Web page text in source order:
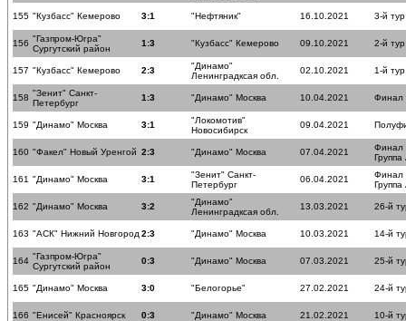
155 "Кузбасс" Кемерово 3:1 "Нефтяник" 16.10.2021 3-й тур
156 "Газпром-Югра"
Сургутский район
1:3 "Кузбасс" Кемерово 09.10.2021 2-й тур
157 "Кузбасс" Кемерово 2:3
"Динамо"
Ленинградксая обл.
02.10.2021 1-й тур
158 "Зенит" Санкт-
Петербург
1:3 "Динамо" Москва 10.04.2021 Финал
159 "Динамо" Москва 3:1
"Локомотив"
Новосибирск
09.04.2021
160 "Факел" Новый Уренгой 2:3 "Динамо" Москва 07.04.2021
Финал
Группа
161 "Динамо" Москва 3:1
"Зенит" Санкт-
Петербург
06.04.2021
Финал
Группа
162 "Динамо" Москва 3:2
"Динамо"
Ленинградксая обл.
13.03.2021 26-й
163 "АСК" Нижний Новгород 2:3 "Динамо" Москва 10.03.2021 14-й
164 "Газпром-Югра"
Сургутский район
0:3 "Динамо" Москва 07.03.2021 25-й
165 "Динамо" Москва 3:0 "Белогорье" 27.02.2021 24-й
166 "Енисей" Красноярск 0:3 "Динамо" Москва 21.02.2021 10-й